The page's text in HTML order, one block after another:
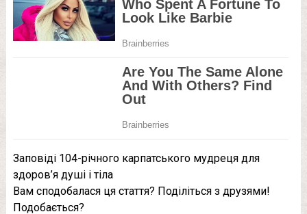
Заповіді 104-річного карпатського мудреця для
здоров’я душі і тіла
Вам сподобалася ця стаття? Поділіться з друзями!
Подобається?